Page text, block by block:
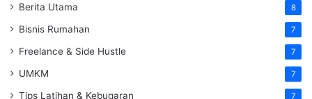
Berita Utama 8
Bisnis Rumahan 7
Freelance & Side Hustle 7
UMKM 7
Tips Latihan & Kebugaran 7